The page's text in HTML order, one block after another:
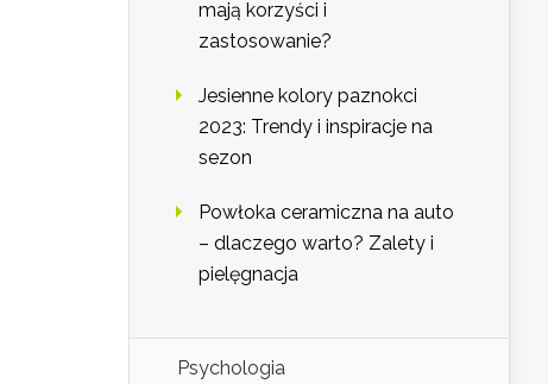
mają korzyści i
zastosowanie?
Jesienne kolory paznokci
2023: Trendy i inspiracje na
sezon
Powłoka ceramiczna na auto
– dlaczego warto? Zalety i
pielęgnacja
Psychologia